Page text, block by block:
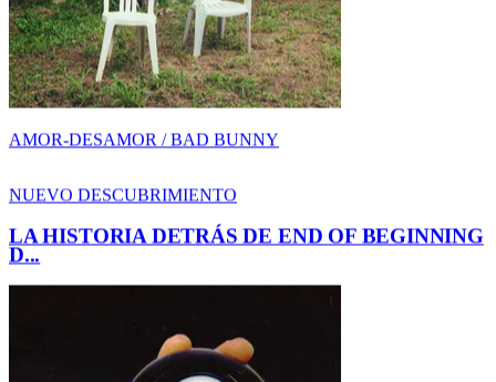
LA HISTORIA DETRÁS DE END OF BEGINNING
D...